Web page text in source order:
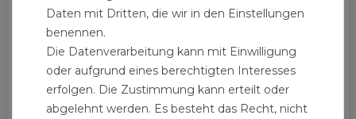
Daten mit Dritten, die wir in den Einstellungen
benennen.
Die Datenverarbeitung kann mit Einwilligung
oder aufgrund eines berechtigten Interesses
erfolgen. Die Zustimmung kann erteilt oder
abgelehnt werden. Es besteht das Recht, nicht